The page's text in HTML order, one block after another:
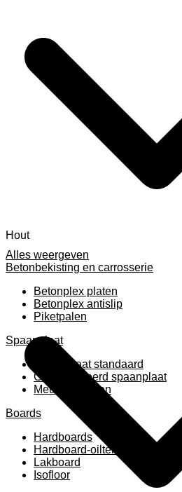
Alles weergeven
Betonbekisting en carrosserie
Betonplex platen
Betonplex antislip
Piketpalen
Spaanplaat
Spaanplaat standaard
Geplastificeerd spaanplaat
Meubelpanelen
Boards
Hardboards
Hardboard-oiltemperated
Lakboard
Isofloor
Hout